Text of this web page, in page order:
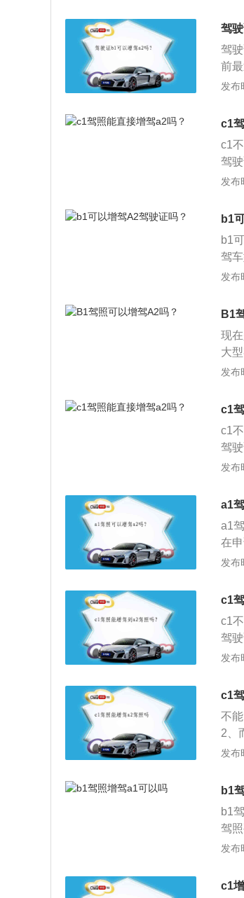
139
客
华
车
B2
力
普
N：
2、
型
分
驾
驾
前
醉
客
车
个
中
资
年
记
发布
c1
c1
驾
考
A2
中
符
本
车
货
内
型
车
内
挡
托
大
公
辆
型
型
型
发布
b1
b1
驾
已
3、
车
发布
B1
现
大
12
录
驶
满
发布
c1
c1
驾
考
A2
中
符
本
车
速
周
者
准
周
自
便
车
和
驾
驾
驾
他
发布
a1
a1
在
申
车
驾
发布
c1
c1
驾
考
A2
中
符
本
车
速
周
者
准
周
发布
c1
不
2、
证
增
上
周
职
理
发布
b1
b1
驾
且
才
下
发布
c1